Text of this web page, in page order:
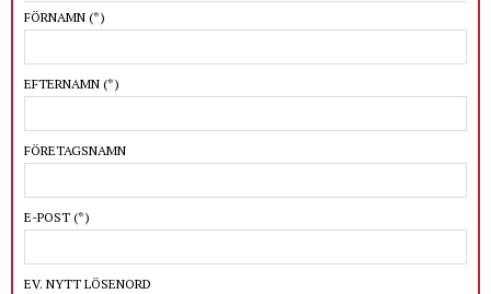
FÖRNAMN (*)
EFTERNAMN (*)
FÖRETAGSNAMN
E-POST (*)
EV. NYTT LÖSENORD